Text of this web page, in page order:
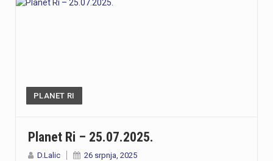
PLANET RI
Planet Ri – 25.07.2025.
D.Lalic 26 srpnja, 2025